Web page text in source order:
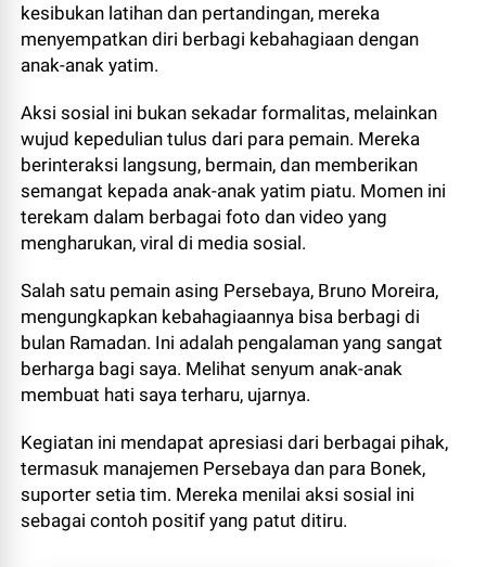
kesibukan latihan dan pertandingan, mereka
menyempatkan diri berbagi kebahagiaan dengan
anak-anak yatim.
Aksi sosial ini bukan sekadar formalitas, melainkan
wujud kepedulian tulus dari para pemain. Mereka
berinteraksi langsung, bermain, dan memberikan
semangat kepada anak-anak yatim piatu. Momen ini
terekam dalam berbagai foto dan video yang
mengharukan, viral di media sosial.
Salah satu pemain asing Persebaya, Bruno Moreira,
mengungkapkan kebahagiaannya bisa berbagi di
bulan Ramadan. Ini adalah pengalaman yang sangat
berharga bagi saya. Melihat senyum anak-anak
membuat hati saya terharu, ujarnya.
Kegiatan ini mendapat apresiasi dari berbagai pihak,
termasuk manajemen Persebaya dan para Bonek,
suporter setia tim. Mereka menilai aksi sosial ini
sebagai contoh positif yang patut ditiru.